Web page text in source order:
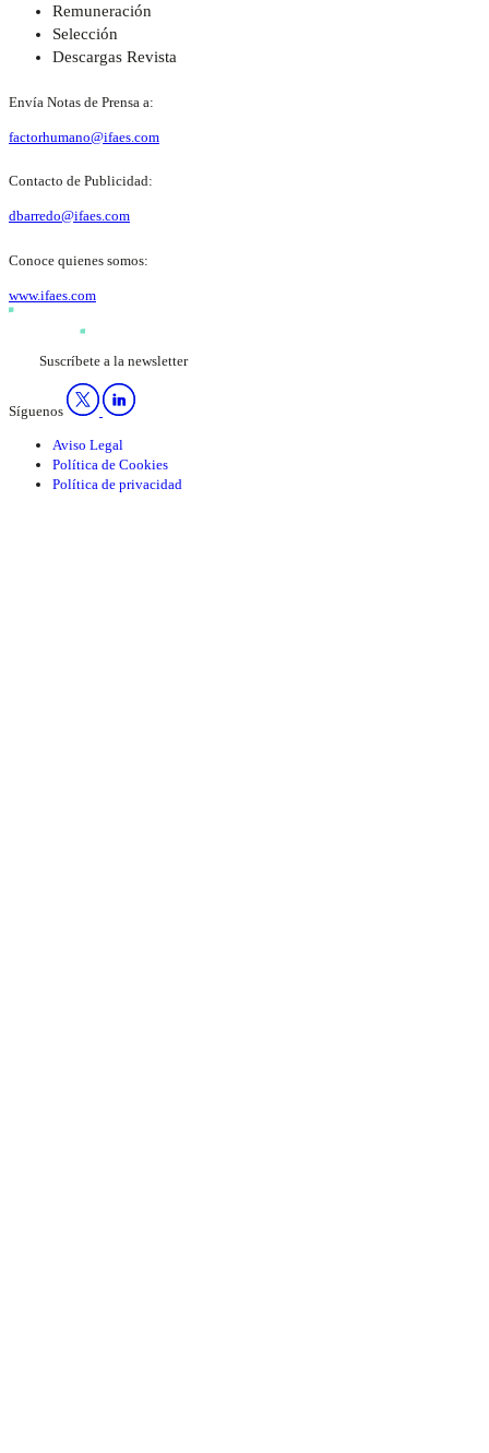
Remuneración
Selección
Descargas Revista
Envía Notas de Prensa a:
factorhumano@ifaes.com
Contacto de Publicidad:
dbarredo@ifaes.com
Conoce quienes somos:
www.ifaes.com
Suscríbete a la newsletter
Síguenos
Aviso Legal
Política de Cookies
Política de privacidad